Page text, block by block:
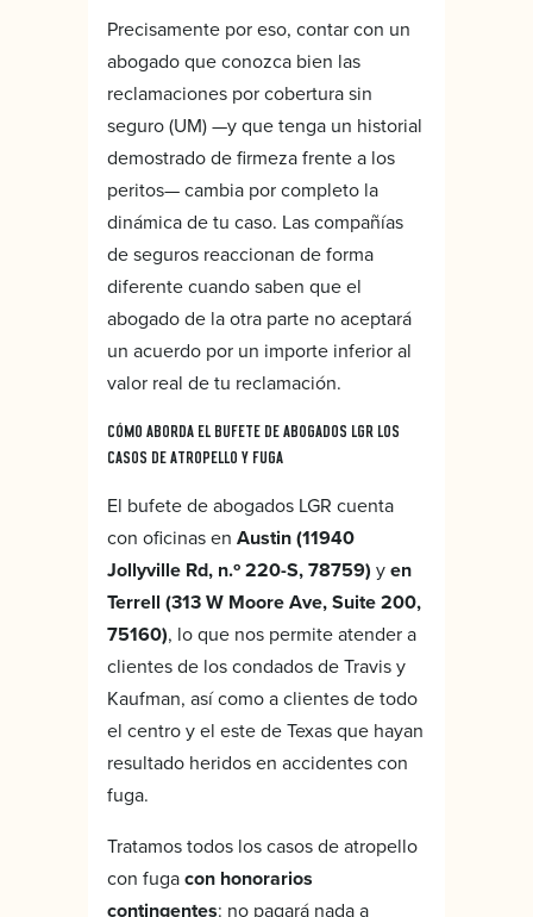
Precisamente por eso, contar con un
abogado que conozca bien las
reclamaciones por cobertura sin
seguro (UM) —y que tenga un historial
demostrado de firmeza frente a los
peritos— cambia por completo la
dinámica de tu caso. Las compañías
de seguros reaccionan de forma
diferente cuando saben que el
abogado de la otra parte no aceptará
un acuerdo por un importe inferior al
valor real de tu reclamación.
CÓMO ABORDA EL BUFETE DE ABOGADOS LGR LOS
CASOS DE ATROPELLO Y FUGA
El bufete de abogados LGR cuenta
con oficinas en Austin (11940
Jollyville Rd, n.º 220-S, 78759) yen
Terrell (313 W Moore Ave, Suite 200,
75160), lo que nos permite atender a
clientes de los condados de Travis y
Kaufman, así como a clientes de todo
el centro y el este de Texas que hayan
resultado heridos en accidentes con
fuga.
Tratamos todos los casos de atropello
con fugacon honorarios
contingentes: no pagará nada a